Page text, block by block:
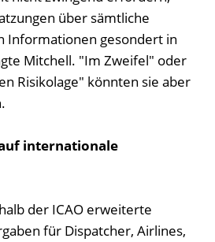
über sämtliche
Informationen gesondert in
Mitchell. "Im Zweifel" oder
Risikolage" könnten sie aber
internationale
der ICAO erweiterte
für Dispatcher, Airlines,